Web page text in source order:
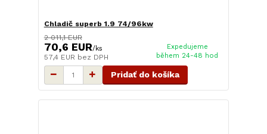
Chladič superb 1.9 74/96kw
2 011,1 EUR
70,6 EUR/ks
57,4 EUR bez DPH
Expedujeme
během 24-48 hod
Pridať do košíka